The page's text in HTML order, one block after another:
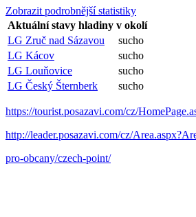
Zobrazit podrobnější statistiky
Aktuální stavy hladiny v okolí
LG Zruč nad Sázavou
sucho
LG Kácov
sucho
LG Louňovice
sucho
LG Český Šternberk
sucho
https://tourist.posazavi.com/cz/
http://leader.posazavi.com/cz/
pro-obcany/czech-point/